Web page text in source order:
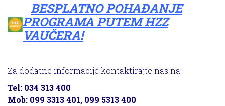
BESPLATNO POHAĐANJE
PROGRAMA PUTEM HZZ
VAUČERA!
Za dodatne informacije kontaktirajte nas na:
Tel: 034 313 400
Mob: 099 3313 401, 099 5313 400